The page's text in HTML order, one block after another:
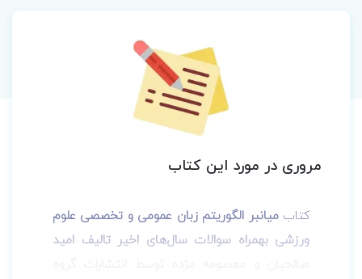
مروری در مورد این کتاب
کتابمیانبر الگوریتم زبان عمومی و تخصصی علوم
ورزشی بهمراه سوالات سال‌های اخیر تالیف امید